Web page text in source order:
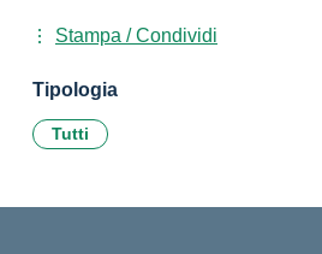
Stampa / Condividi
Tipologia
Tutti